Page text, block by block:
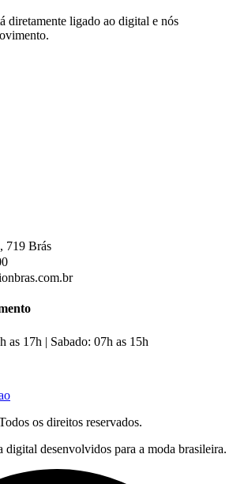
diretamente ligado ao digital e nós
719 Brás
as 17h | Sabado: 07h as 15h
os direitos reservados.
digital desenvolvidos para a moda brasileira.